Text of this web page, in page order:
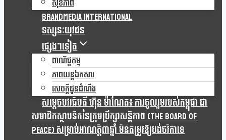
សុខភាព
Brandmedia international
ទស្សនៈយុវជន
ផ្សេងៗទៀត
ពាណិជ្ជកម្ម
ភាពយន្តឯកសារ
សេចក្តីជូនដំណឹង
សម្តេចបវរធិបតី ហ៊ុន ម៉ាណែត៖ ការចូលរួមរបស់កម្ពុជា ជា
សមាជិកស្ថាបនិកនៃក្រុមប្រឹក្សាសន្តិភាព (The Board Of
Peace) សម្រាប់អាណត្តិ៣ឆ្នាំ មិនតម្រូវឱ្យបង់ថវិកាទេ